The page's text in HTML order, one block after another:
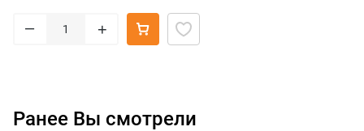
– +
Ранее Вы смотрели